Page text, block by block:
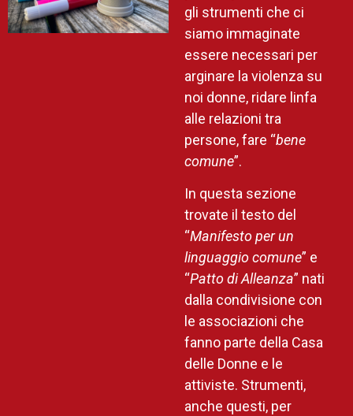
gli strumenti che ci
siamo immaginate
essere necessari per
arginare la violenza su
noi donne, ridare linfa
alle relazioni tra
persone, fare “bene
comune”.
In questa sezione
trovate il testo del
“Manifesto per un
linguaggio comune” e
“Patto di Alleanza” nati
dalla condivisione con
le associazioni che
fanno parte della Casa
delle Donne e le
attiviste. Strumenti,
anche questi, per